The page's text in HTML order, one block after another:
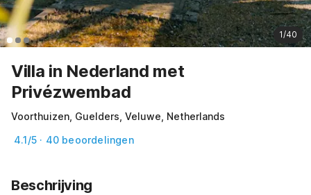
1/40
Villa in Nederland met
Privézwembad
Voorthuizen, Guelders, Veluwe, Netherlands
4.1/5 · 40 beoordelingen
Beschrijving